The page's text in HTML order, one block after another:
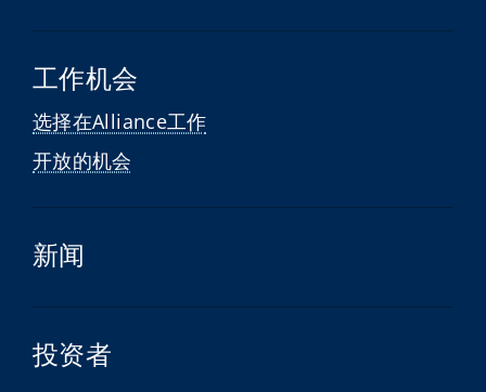
工作机会
选择在Alliance工作
开放的机会
新闻
投资者